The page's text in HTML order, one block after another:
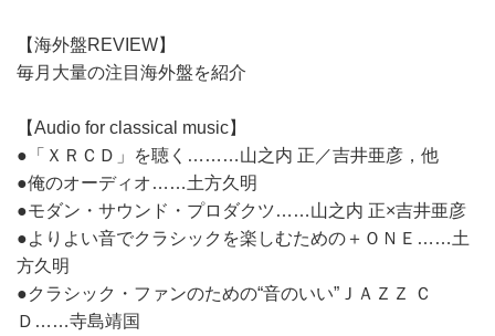
【海外盤REVIEW】
毎月大量の注目海外盤を紹介
【Audio for classical music】
●「ＸＲＣＤ」を聴く………山之内 正／吉井亜彦，他
●俺のオーディオ……土方久明
●モダン・サウンド・プロダクツ……山之内 正×吉井亜彦
●よりよい音でクラシックを楽しむための＋ＯＮＥ……土
方久明
●クラシック・ファンのための“音のいい”ＪＡＺＺ Ｃ
Ｄ……寺島靖国